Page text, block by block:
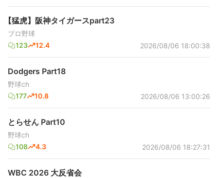
【猛虎】阪神タイガースpart23
プロ野球
123
12.4 2026/08/06 18:00:38
Dodgers Part18
野球ch
177
10.8 2026/08/06 13:00:26
とらせん Part10
野球ch
108
4.3 2026/08/06 18:27:31
WBC 2026 大反省会